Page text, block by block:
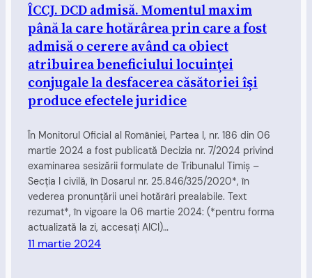
ÎCCJ. DCD admisă. Momentul maxim
până la care hotărârea prin care a fost
admisă o cerere având ca obiect
atribuirea beneficiului locuinţei
conjugale la desfacerea căsătoriei îşi
produce efectele juridice
În Monitorul Oficial al României, Partea I, nr. 186 din 06
martie 2024 a fost publicată Decizia nr. 7/2024 privind
examinarea sesizării formulate de Tribunalul Timiş –
Secţia I civilă, în Dosarul nr. 25.846/325/2020*, în
vederea pronunţării unei hotărâri prealabile. Text
rezumat*, în vigoare la 06 martie 2024: (*pentru forma
actualizată la zi, accesați AICI)…
11 martie 2024